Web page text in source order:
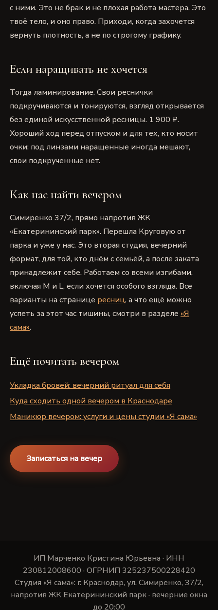
с ними. Это не брак и не плохая работа мастера. Это
твоё тело, и оно право. Приходи, когда захочется
вернуть плотность, а не по строгому графику.
Если наращивать не хочется
Тогда ламинирование. Свои реснички
подкручиваются и тонируются, взгляд открывается
без единой искусственной ресницы. 1 900 ₽.
Хороший ход перед отпуском и для тех, кто носит
очки: под линзами наращенные иногда мешают,
свои подкрученные нет.
Как нас найти вечером
Симиренко 37/2, прямо напротив ЖК
«Екатерининский парк». Перешла Круговую от
парка и уже у нас. Это вторая студия, вечерний
формат, для той, кто днём с семьёй, а после заката
принадлежит себе. Работаем со всеми изгибами,
включая M и L, если хочется особого взгляда. Все
варианты на странице ресниц, а что ещё можно
успеть за этот час тишины, смотри в разделе «Я
сама».
Ещё почитать вечером
Укладка бровей: вечерний ритуал для себя
Куда сходить одной вечером в Краснодаре
Маникюр вечером: услуги и цены студии «Я сама»
Записаться на вечер
ИП Марченко Кристина Юрьевна · ИНН
230812008600 · ОГРНИП 325237500228420
Студия «Я сама»: г. Краснодар, ул. Симиренко, 37/2,
напротив ЖК Екатерининский парк · вечерние окна
до 20:00